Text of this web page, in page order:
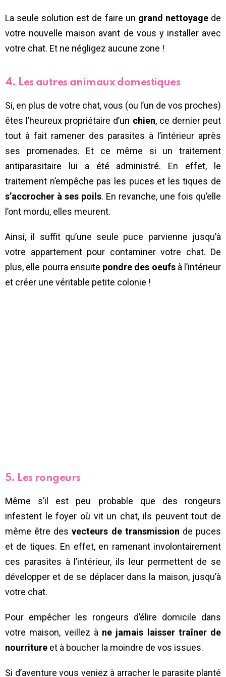
La seule solution est de faire un grand nettoyagede
votre nouvelle maison avant de vous y installer avec
votre chat. Et ne négligez aucune zone !
4. Les autres animaux domestiques
Si, en plus de votre chat, vous (ou l’un de vos proches)
êtes l’heureux propriétaire d’un chien, ce dernier peut
tout à fait ramener des parasites à l’intérieur après
ses promenades. Et ce même si un traitement
antiparasitaire lui a été administré. En effet, le
traitement n’empêche pas les puces et les tiques de
s’accrocher à ses poils. En revanche, une fois qu’elle
l’ont mordu, elles meurent.
Ainsi, il suffit qu’une seule puce parvienne jusqu’à
votre appartement pour contaminer votre chat. De
plus, elle pourra ensuite pondre des oeufsà l’intérieur
et créer une véritable petite colonie !
5. Les rongeurs
Même s’il est peu probable que des rongeurs
infestent le foyer où vit un chat, ils peuvent tout de
même être desvecteurs de transmission de puces
et de tiques. En effet, en ramenant involontairement
ces parasites à l’intérieur, ils leur permettent de se
développer et de se déplacer dans la maison, jusqu’à
votre chat.
Pour empêcher les rongeurs d’élire domicile dans
votre maison, veillez à ne jamais laisser traîner de
nourriture et à boucher la moindre de vos issues.
Si d’aventure vous veniez à arracher le parasite planté